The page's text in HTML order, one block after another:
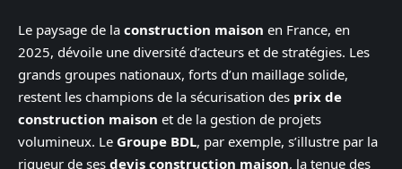
Le paysage de la construction maison en France, en
2025, dévoile une diversité d’acteurs et de stratégies. Les
grands groupes nationaux, forts d’un maillage solide,
restent les champions de la sécurisation des prix de
construction maison et de la gestion de projets
volumineux. Le Groupe BDL, par exemple, s’illustre par la
rigueur de ses devis construction maison, la tenue des